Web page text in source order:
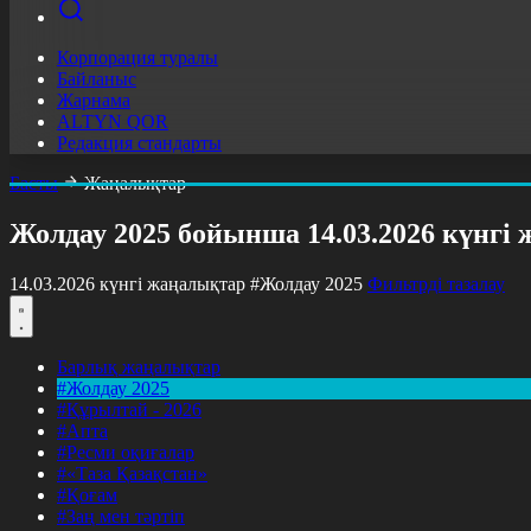
Корпорация туралы
Байланыс
Жарнама
ALTYN QOR
Редакция стандарты
Басты
Жаңалықтар
Жолдау 2025 бойынша 14.03.2026 күнгі
14.03.2026 күнгі жаңалықтар #Жолдау 2025 Фильтрді тазалау
Барлық жаңалықтар
#Жолдау 2025
#Құрылтай - 2026
#Апта
#Ресми оқиғалар
#«Таза Қазақстан»
#Қоғам
#Заң мен тәртіп